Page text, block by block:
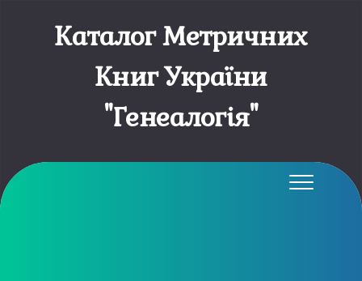
Каталог Метричних
Книг України
"Генеалогія"